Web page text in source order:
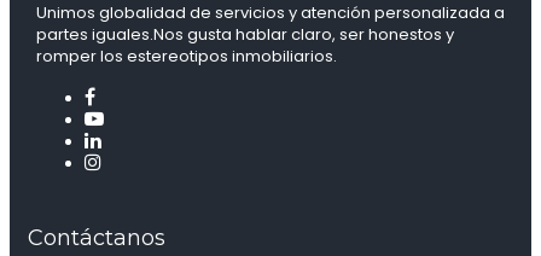
Unimos globalidad de servicios y atención personalizada a
partes iguales.Nos gusta hablar claro, ser honestos y
romper los estereotipos inmobiliarios.
Contáctanos